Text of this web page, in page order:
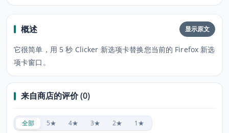
概述 显示原文
它很简单，用 5 秒 Clicker 新选项卡替换您当前的 Firefox 新选
项卡窗口。
来自商店的评价 (0)
全部 5★ 4★ 3★ 2★ 1★